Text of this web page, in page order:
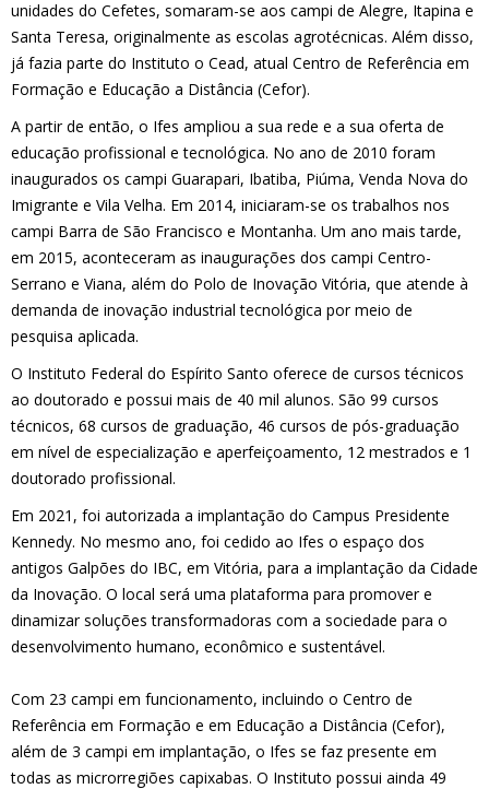
unidades do Cefetes, somaram-se aos campi de Alegre, Itapina e
Santa Teresa, originalmente as escolas agrotécnicas. Além disso,
já fazia parte do Instituto o Cead, atual Centro de Referência em
Formação e Educação a Distância (Cefor).
A partir de então, o Ifes ampliou a sua rede e a sua oferta de
educação profissional e tecnológica. No ano de 2010 foram
inaugurados os campi Guarapari, Ibatiba, Piúma, Venda Nova do
Imigrante e Vila Velha. Em 2014, iniciaram-se os trabalhos nos
campi Barra de São Francisco e Montanha. Um ano mais tarde,
em 2015, aconteceram as inaugurações dos campi Centro-
Serrano e Viana, além do Polo de Inovação Vitória, que atende à
demanda de inovação industrial tecnológica por meio de
pesquisa aplicada.
O Instituto Federal do Espírito Santo oferece de cursos técnicos
ao doutorado e possui mais de 40 mil alunos. São 99 cursos
técnicos, 68 cursos de graduação, 46 cursos de pós-graduação
em nível de especialização e aperfeiçoamento, 12 mestrados e 1
doutorado profissional.
Em 2021, foi autorizada a implantação do Campus Presidente
Kennedy. No mesmo ano, foi cedido ao Ifes o espaço dos
antigos Galpões do IBC, em Vitória, para a implantação da Cidade
da Inovação. O local será uma plataforma para promover e
dinamizar soluções transformadoras com a sociedade para o
desenvolvimento humano, econômico e sustentável.
Com 23 campi em funcionamento, incluindo o Centro de
Referência em Formação e em Educação a Distância (Cefor),
além de 3 campi em implantação, o Ifes se faz presente em
todas as microrregiões capixabas. O Instituto possui ainda 49